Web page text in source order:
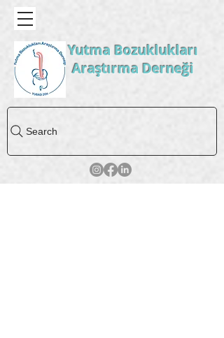
Yutma Bozuklukları
Araştırma Derneği
Search